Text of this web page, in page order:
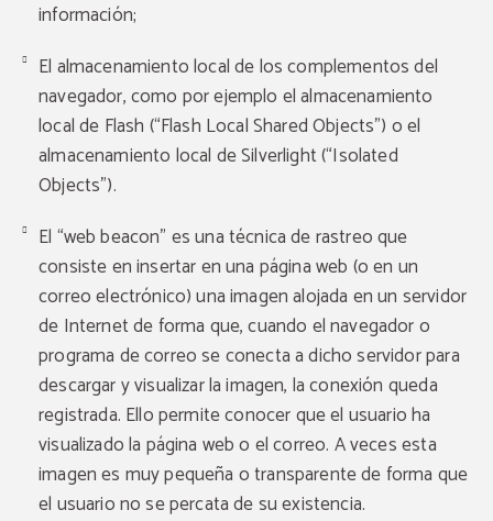
información;
El almacenamiento local de los complementos del
navegador, como por ejemplo el almacenamiento
local de Flash (“Flash Local Shared Objects”) o el
almacenamiento local de Silverlight (“Isolated
Objects”).
El “web beacon” es una técnica de rastreo que
consiste en insertar en una página web (o en un
correo electrónico) una imagen alojada en un servidor
de Internet de forma que, cuando el navegador o
programa de correo se conecta a dicho servidor para
descargar y visualizar la imagen, la conexión queda
registrada. Ello permite conocer que el usuario ha
visualizado la página web o el correo. A veces esta
imagen es muy pequeña o transparente de forma que
el usuario no se percata de su existencia.